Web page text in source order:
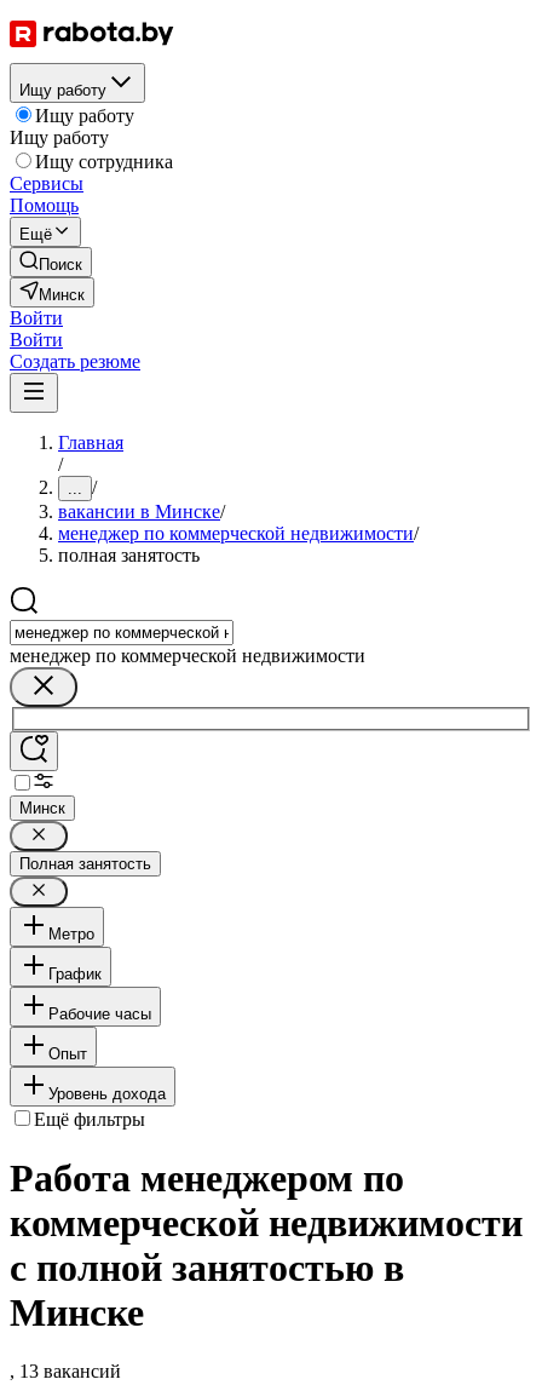
Ищу работу
Ищу работу
Ищу работу
Ищу сотрудника
Сервисы
Помощь
Ещё
Поиск
Минск
Войти
Войти
Создать резюме
Главная
/
... /
вакансии в Минске/
менеджер по коммерческой недвижимости/
полная занятость
менеджер по коммерческой недвижимости
Минск
Полная занятость
Метро
График
Рабочие часы
Опыт
Уровень дохода
Ещё фильтры
Работа менеджером по
коммерческой недвижимости
с полной занятостью в
Минске
, 13 вакансий